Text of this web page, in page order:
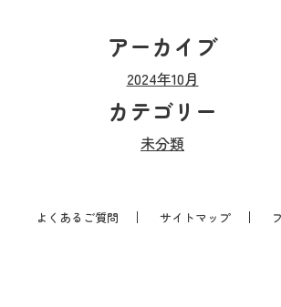
アーカイブ
2024年10月
カテゴリー
未分類
よくあるご質問 サイトマップ